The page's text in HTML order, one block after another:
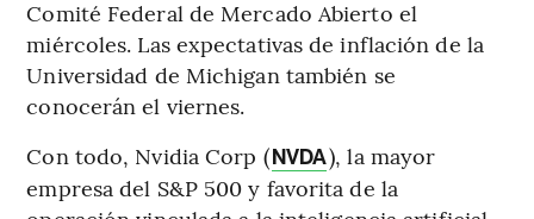
Comité Federal de Mercado Abierto el
miércoles. Las expectativas de inflación de la
Universidad de Michigan también se
conocerán el viernes.
Con todo, Nvidia Corp (NVDA), la mayor
empresa del S&P 500 y favorita de la